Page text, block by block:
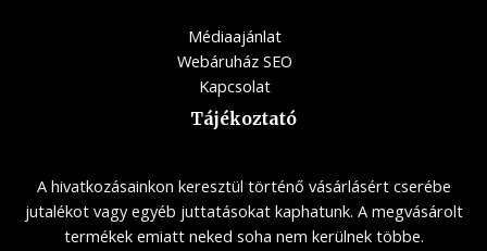
Médiaajánlat
Webáruház SEO
Kapcsolat
Tájékoztató
A hivatkozásainkon keresztül történő vásárlásért cserébe
jutalékot vagy egyéb juttatásokat kaphatunk. A megvásárolt
termékek emiatt neked soha nem kerülnek többe.